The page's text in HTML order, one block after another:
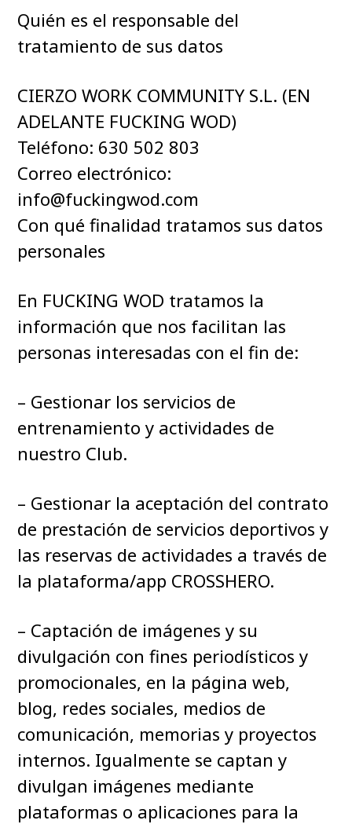
Quién es el responsable del
tratamiento de sus datos
CIERZO WORK COMMUNITY S.L. (EN
ADELANTE FUCKING WOD)
Teléfono: 630 502 803
Correo electrónico:
info@fuckingwod.com
Con qué finalidad tratamos sus datos
personales
En FUCKING WOD tratamos la
información que nos facilitan las
personas interesadas con el fin de:
– Gestionar los servicios de
entrenamiento y actividades de
nuestro Club.
– Gestionar la aceptación del contrato
de prestación de servicios deportivos y
las reservas de actividades a través de
la plataforma/app CROSSHERO.
– Captación de imágenes y su
divulgación con fines periodísticos y
promocionales, en la página web,
blog, redes sociales, medios de
comunicación, memorias y proyectos
internos. Igualmente se captan y
divulgan imágenes mediante
plataformas o aplicaciones para la